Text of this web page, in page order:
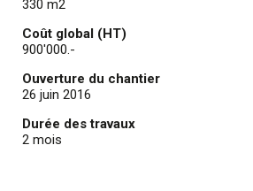
330 m2
Coût global (HT)
900'000.-
Ouverture du chantier
26 juin 2016
Durée des travaux
2 mois